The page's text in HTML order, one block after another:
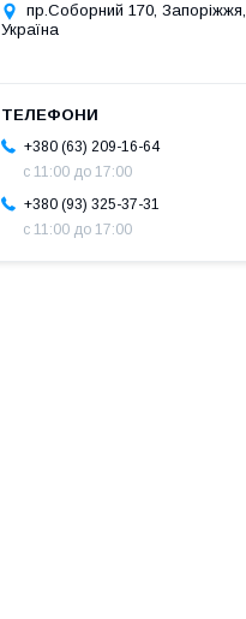
пр.Соборний 170, Запоріжжя,
Україна
+380 (63) 209-16-64
с 11:00 до 17:00
+380 (93) 325-37-31
с 11:00 до 17:00